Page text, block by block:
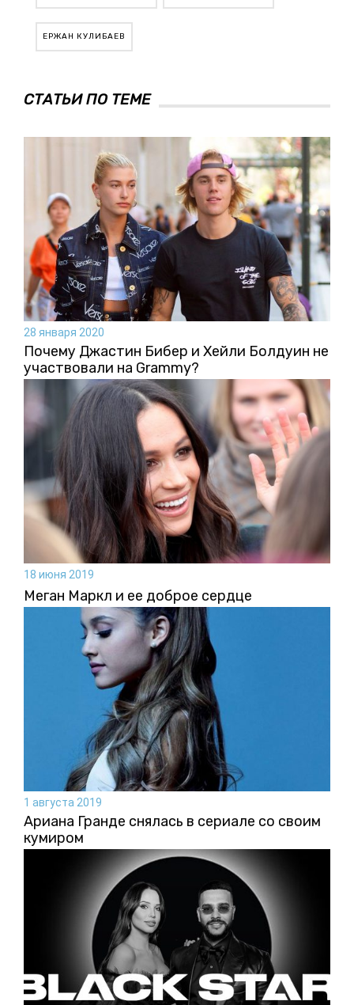
ЕРЖАН КУЛИБАЕВ
СТАТЬИ ПО ТЕМЕ
28 января 2020
Почему Джастин Бибер и Хейли Болдуин не
участвовали на Grammy?
18 июня 2019
Меган Маркл и ее доброе сердце
1 августа 2019
Ариана Гранде снялась в сериале со своим
кумиром